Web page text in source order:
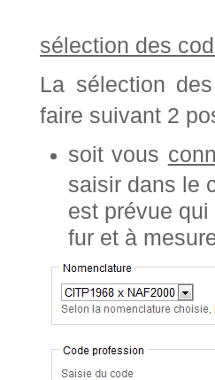
sélection des
La sélection
faire suivant 2
soit vous
saisir dans le
est prévue
fur et à